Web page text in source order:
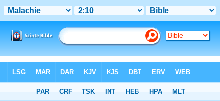
Chapitre 2 > Verset 10